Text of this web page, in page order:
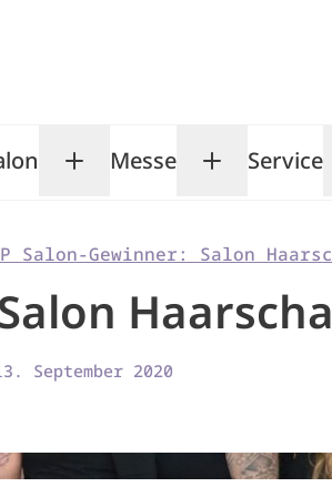
submenu
Toggle TOP Salon
Messe ToggleService
Salon-Gewinner: Salon
September 2020